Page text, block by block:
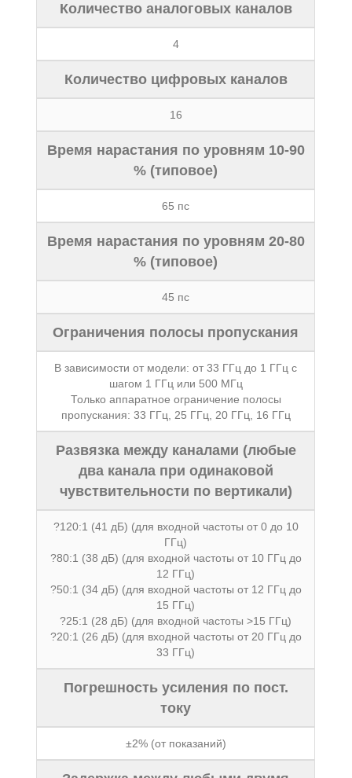
Количество аналоговых каналов
4
Количество цифровых каналов
16
Время нарастания по уровням 10-90
% (типовое)
65 пс
Время нарастания по уровням 20-80
% (типовое)
45 пс
Ограничения полосы пропускания
В зависимости от модели: от 33 ГГц до 1 ГГц с
шагом 1 ГГц или 500 МГц
Только аппаратное ограничение полосы
пропускания: 33 ГГц, 25 ГГц, 20 ГГц, 16 ГГц
Развязка между каналами (любые
два канала при одинаковой
чувствительности по вертикали)
?120:1 (41 дБ) (для входной частоты от 0 до 10
ГГц)
?80:1 (38 дБ) (для входной частоты от 10 ГГц до
12 ГГц)
?50:1 (34 дБ) (для входной частоты от 12 ГГц до
15 ГГц)
?25:1 (28 дБ) (для входной частоты >15 ГГц)
?20:1 (26 дБ) (для входной частоты от 20 ГГц до
33 ГГц)
Погрешность усиления по пост.
току
±2% (от показаний)